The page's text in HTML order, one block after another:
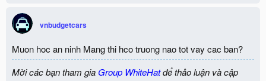
vnbudgetcars
Muon hoc an ninh Mang thi hco truong nao tot vay cac ban?
Mời các bạn tham gia Group WhiteHatđể thảo luận và cập